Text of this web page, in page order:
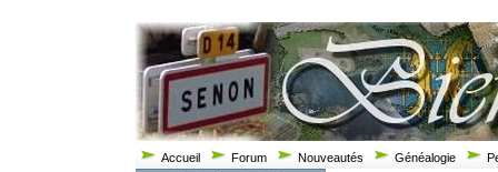
Accueil Forum Nouveautés Généalogie